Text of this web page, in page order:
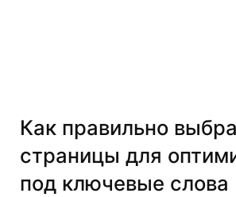
Как правильно
страницы для
под ключевые слова